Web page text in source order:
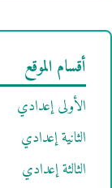
أقسام الموقع
الأولى إعدادي
الثانية إعدادي
الثالثة إعدادي